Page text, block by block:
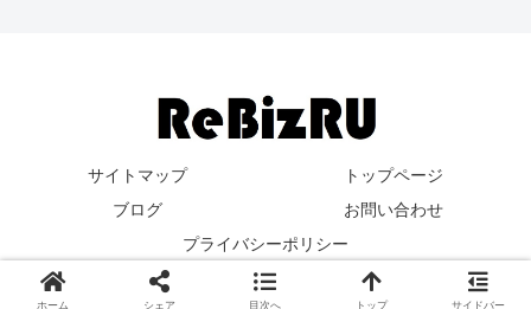
サイトマップ
トップページ
ブログ
お問い合わせ
プライバシーポリシー
Copyright © 2023-2026 ReBizRU（リビズル） All Rights Reserved.
ホーム シェア 目次へ トップ サイドバー